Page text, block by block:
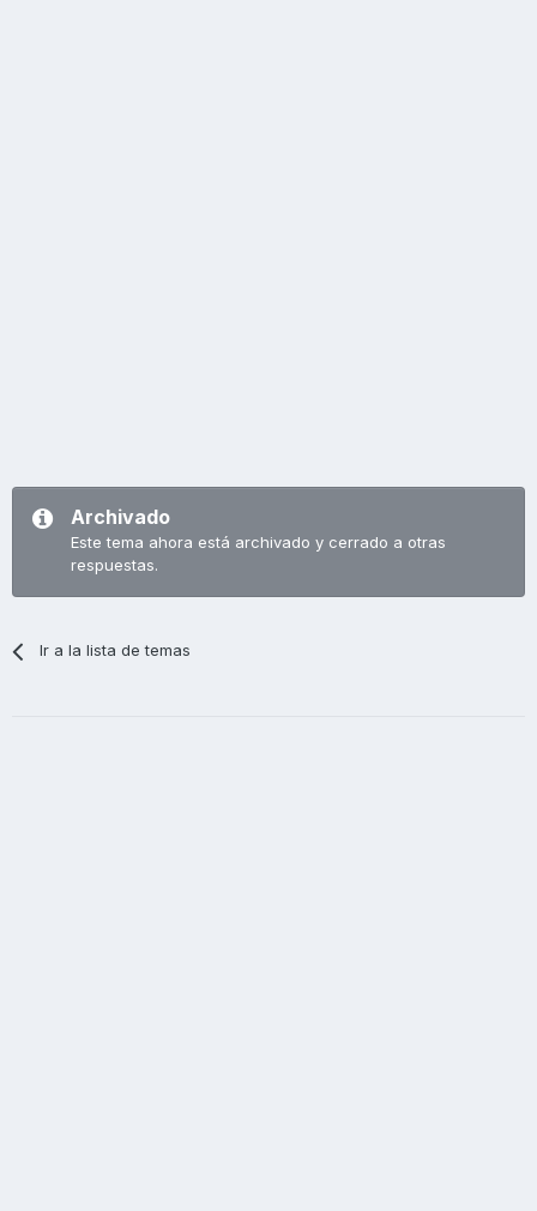
Archivado
Este tema ahora está archivado y cerrado a otras
respuestas.
Ir a la lista de temas